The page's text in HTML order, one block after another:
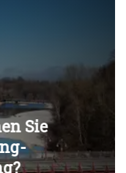
Überspringen